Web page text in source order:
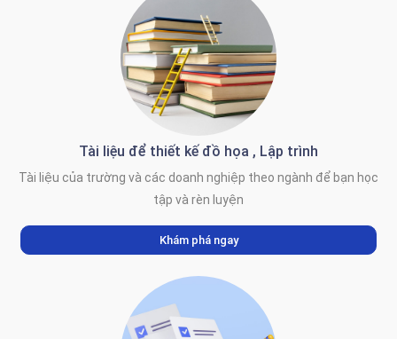
Tài liệu để thiết kế đồ họa , Lập trình
Tài liệu của trường và các doanh nghiệp theo ngành để bạn học
tập và rèn luyện
Khám phá ngay